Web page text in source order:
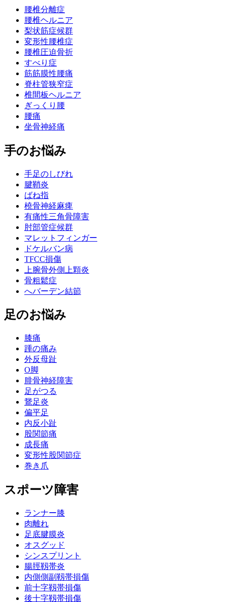
腰椎分離症
腰椎ヘルニア
梨状筋症候群
変形性腰椎症
腰椎圧迫骨折
すべり症
筋筋膜性腰痛
脊柱管狭窄症
椎間板ヘルニア
ぎっくり腰
腰痛
坐骨神経痛
手のお悩み
手足のしびれ
腱鞘炎
ばね指
橈骨神経麻痺
有痛性三角骨障害
肘部管症候群
マレットフィンガー
ドケルバン病
TFCC損傷
上腕骨外側上顆炎
骨粗鬆症
へバーデン結節
足のお悩み
膝痛
踵の痛み
外反母趾
О脚
腓骨神経障害
足がつる
鵞足炎
偏平足
内反小趾
股関節痛
成長痛
変形性股関節症
巻き爪
スポーツ障害
ランナー膝
肉離れ
足底腱膜炎
オスグッド
シンスプリント
腸脛靱帯炎
内側側副靱帯損傷
前十字靱帯損傷
後十字靱帯損傷